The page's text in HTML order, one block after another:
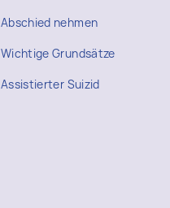
Abschied nehmen
Wichtige Grundsätze
Assistierter Suizid